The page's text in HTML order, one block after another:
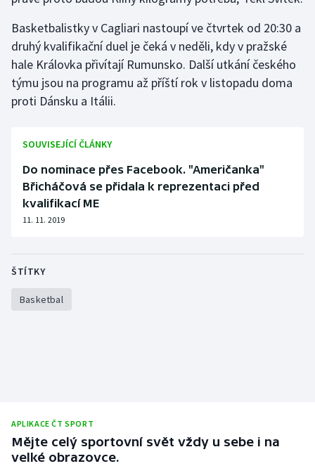
Basketbalistky v Cagliari nastoupí ve čtvrtek od 20:30 a
druhý kvalifikační duel je čeká v neděli, kdy v pražské
hale Královka přivítají Rumunsko. Další utkání českého
týmu jsou na programu až příští rok v listopadu doma
proti Dánsku a Itálii.
SOUVISEJÍCÍ ČLÁNKY
Do nominace přes Facebook. "Američanka"
Břicháčová se přidala k reprezentaci před
kvalifikací ME
11. 11. 2019
ŠTÍTKY
Basketbal
APLIKACE ČT SPORT
Mějte celý sportovní svět vždy u sebe i na
velké obrazovce.